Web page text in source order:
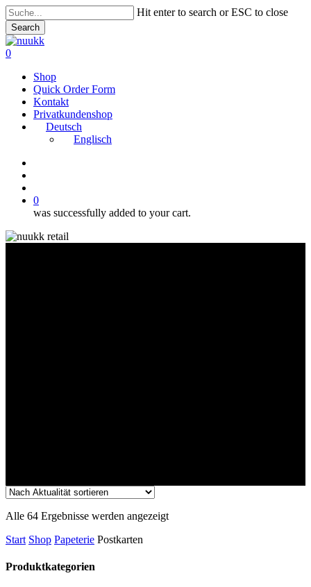
Skip
to
main
content
Hit enter to search or ESC to close
Search
Close
Search
search
account
0
Shop
Quick Order Form
Kontakt
Privatkundenshop
Deutsch
Englisch
0
was successfully added to your cart.
Alle 64 Ergebnisse werden angezeigtNach
Start Shop Papeterie Postkarten
Produktkategorien